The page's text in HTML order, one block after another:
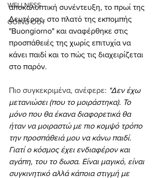
WELLNESS
GOING OUT
αποκαλυπτική συνέντευξη, το πρωί της
Δευτέρας, στο πλατό της εκπομπής
"Buongiorno" και αναφέρθηκε στις
προσπάθειές της χωρίς επιτυχία να
κάνει παιδί και το πώς τις διαχειρίζεται
στο παρόν.
Πιο συγκεκριμένα, ανέφερε: "Δεν έχω
μετανιώσει (που το μοιράστηκα). Το
μόνο που θα έκανα διαφορετικά θα
ήταν να μοιραστώ με πιο κομψό τρόπο
την προσπάθειά μου να κάνω παιδί.
Γιατί ο κόσμος έχει ενδιαφέρον και
αγάπη, του το δωσα. Είναι μαγικό, είναι
συγκινητικό αλλά κάποια στιγμή με